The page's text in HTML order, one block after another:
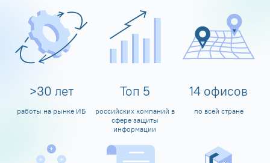
>30 лет
работы на рынке ИБ
Топ 5
российских компаний в
сфере защиты
информации
14 офисов
по всей стране